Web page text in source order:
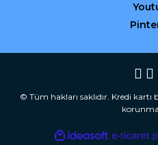
© Tüm hakları saklıdır. Kredi
ideasoft